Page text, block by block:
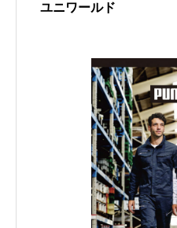
ユニワールド